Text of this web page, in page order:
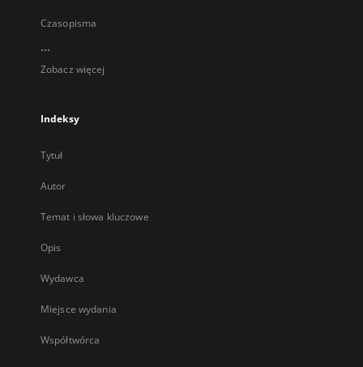
Czasopisma
...
Zobacz więcej
Indeksy
Tytuł
Autor
Temat i słowa kluczowe
Opis
Wydawca
Miejsce wydania
Współtwórca